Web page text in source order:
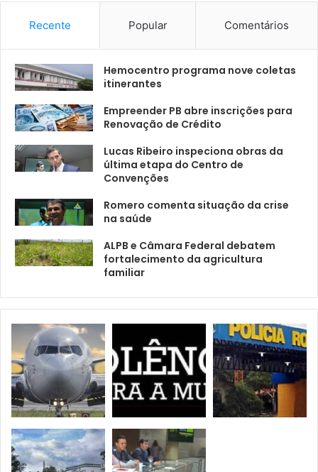
Recente Popular Comentários
Hemocentro programa nove coletas
itinerantes
Empreender PB abre inscrições para
Renovação de Crédito
Lucas Ribeiro inspeciona obras da
última etapa do Centro de
Convenções
Romero comenta situação da crise
na saúde
ALPB e Câmara Federal debatem
fortalecimento da agricultura
familiar